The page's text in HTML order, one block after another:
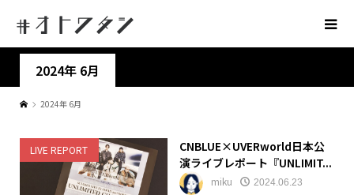
2024年 6月
2024年 6月
LIVE REPORT
CNBLUE×UVERworld日本公
演ライブレポート『UNLIMIT...
miku 2024.06.23